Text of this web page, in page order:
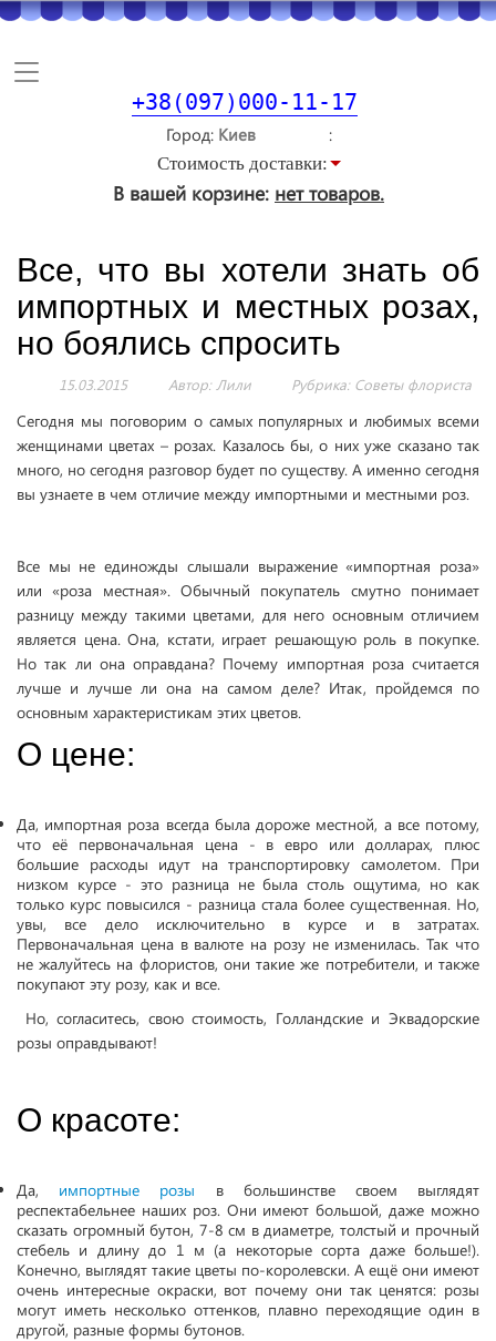
Toggle
+38(097)000-11-17
Город
Стоимость доставки:
В вашей корзине: нет товаров.
Все, что вы хотели знать об
импортных и местных розах,
но боялись спросить
15.03.2015 Автор: Лили Рубрика: Советы флориста
Сегодня мы поговорим о самых популярных и любимых всеми
женщинами цветах – розах. Казалось бы, о них уже сказано так
много, но сегодня разговор будет по существу. А именно сегодня
вы узнаете в чем отличие между импортными и местными роз.
Все мы не единожды слышали выражение «импортная роза»
или «роза местная». Обычный покупатель смутно понимает
разницу между такими цветами, для него основным отличием
является цена. Она, кстати, играет решающую роль в покупке.
Но так ли она оправдана? Почему импортная роза считается
лучше и лучше ли она на самом деле? Итак, пройдемся по
основным характеристикам этих цветов.
О цене:
Да, импортная роза всегда была дороже местной, а все потому,
что её первоначальная цена - в евро или долларах, плюс
большие расходы идут на транспортировку самолетом. При
низком курсе - это разница не была столь ощутима, но как
только курс повысился - разница стала более существенная. Но,
увы, все дело исключительно в курсе и в затратах.
Первоначальная цена в валюте на розу не изменилась. Так что
не жалуйтесь на флористов, они такие же потребители, и также
покупают эту розу, как и все.
Но, согласитесь, свою стоимость, Голландские и Эквадорские
розы оправдывают!
О красоте:
Да, импортные розы в большинстве своем выглядят
респектабельнее наших роз. Они имеют большой, даже можно
сказать огромный бутон, 7-8 см в диаметре, толстый и прочный
стебель и длину до 1 м (а некоторые сорта даже больше!).
Конечно, выглядят такие цветы по-королевски. А ещё они имеют
очень интересные окраски, вот почему они так ценятся: розы
могут иметь несколько оттенков, плавно переходящие один в
другой, разные формы бутонов.